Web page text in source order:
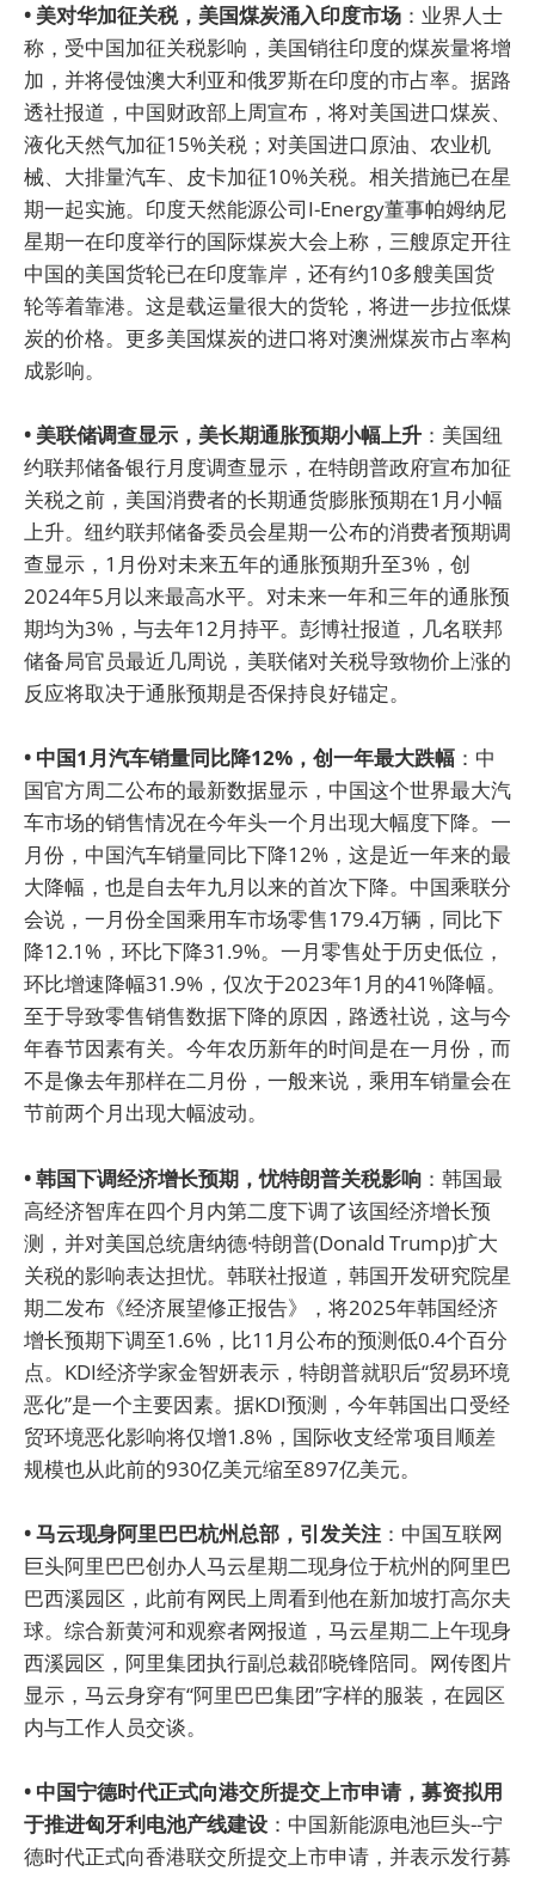
• 美对华加征关税，美国煤炭涌入印度市场 ：业界人士
称，受中国加征关税影响，美国销往印度的煤炭量将增
加，并将侵蚀澳大利亚和俄罗斯在印度的市占率。据路
透社报道，中国财政部上周宣布，将对美国进口煤炭、
液化天然气加征15%关税；对美国进口原油、农业机
械、大排量汽车、皮卡加征10%关税。相关措施已在星
期一起实施。印度天然能源公司I-Energy董事帕姆纳尼
星期一在印度举行的国际煤炭大会上称，三艘原定开往
中国的美国货轮已在印度靠岸，还有约10多艘美国货
轮等着靠港。这是载运量很大的货轮，将进一步拉低煤
炭的价格。更多美国煤炭的进口将对澳洲煤炭市占率构
成影响。
• 美联储调查显示，美长期通胀预期小幅上升 ：美国纽
约联邦储备银行月度调查显示，在特朗普政府宣布加征
关税之前，美国消费者的长期通货膨胀预期在1月小幅
上升。纽约联邦储备委员会星期一公布的消费者预期调
查显示，1月份对未来五年的通胀预期升至3%，创
2024年5月以来最高水平。对未来一年和三年的通胀预
期均为3%，与去年12月持平。彭博社报道，几名联邦
储备局官员最近几周说，美联储对关税导致物价上涨的
反应将取决于通胀预期是否保持良好锚定。
• 中国1月汽车销量同比降12%，创一年最大跌幅 ：中
国官方周二公布的最新数据显示，中国这个世界最大汽
车市场的销售情况在今年头一个月出现大幅度下降。一
月份，中国汽车销量同比下降12%，这是近一年来的最
大降幅，也是自去年九月以来的首次下降。中国乘联分
会说，一月份全国乘用车市场零售179.4万辆，同比下
降12.1%，环比下降31.9%。一月零售处于历史低位，
环比增速降幅31.9%，仅次于2023年1月的41%降幅。
至于导致零售销售数据下降的原因，路透社说，这与今
年春节因素有关。今年农历新年的时间是在一月份，而
不是像去年那样在二月份，一般来说，乘用车销量会在
节前两个月出现大幅波动。
• 韩国下调经济增长预期，忧特朗普关税影响 ：韩国最
高经济智库在四个月内第二度下调了该国经济增长预
测，并对美国总统唐纳德·特朗普(Donald Trump)扩大
关税的影响表达担忧。韩联社报道，韩国开发研究院星
期二发布《经济展望修正报告》，将2025年韩国经济
增长预期下调至1.6%，比11月公布的预测低0.4个百分
点。KDI经济学家金智妍表示，特朗普就职后“贸易环境
恶化”是一个主要因素。据KDI预测，今年韩国出口受经
贸环境恶化影响将仅增1.8%，国际收支经常项目顺差
规模也从此前的930亿美元缩至897亿美元。
• 马云现身阿里巴巴杭州总部，引发关注 ：中国互联网
巨头阿里巴巴创办人马云星期二现身位于杭州的阿里巴
巴西溪园区，此前有网民上周看到他在新加坡打高尔夫
球。综合新黄河和观察者网报道，马云星期二上午现身
西溪园区，阿里集团执行副总裁邵晓锋陪同。网传图片
显示，马云身穿有“阿里巴巴集团”字样的服装，在园区
内与工作人员交谈。
• 中国宁德时代正式向港交所提交上市申请，募资拟用
于推进匈牙利电池产线建设 ：中国新能源电池巨头--宁
德时代正式向香港联交所提交上市申请，并表示发行募